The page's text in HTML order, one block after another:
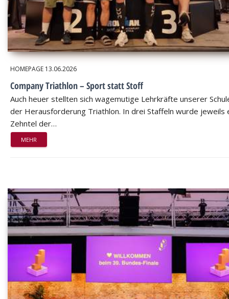
HOMEPAGE 13.06.2026
Company Triathlon – Sport statt Stoff
Auch heuer stellten sich wagemutige Lehrkräfte unserer
der Herausforderung Triathlon. In drei Staffeln wurde jeweils
Zehntel der…
MEHR